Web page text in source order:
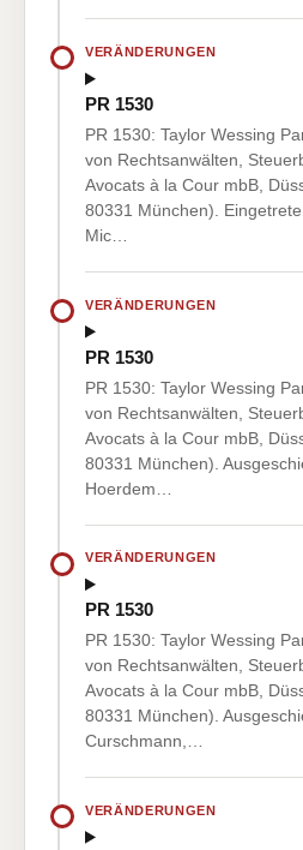
VERÄNDERUNGEN
PR 1530
PR 1530: Taylor Wessing
von Rechtsanwälten,
Avocats à la Cour mbB,
80331 München).
Mic…
VERÄNDERUNGEN
PR 1530
PR 1530: Taylor Wessing
von Rechtsanwälten,
Avocats à la Cour mbB,
80331 München).
Hoerdem…
VERÄNDERUNGEN
PR 1530
PR 1530: Taylor Wessing
von Rechtsanwälten,
Avocats à la Cour mbB,
80331 München).
Curschmann,…
VERÄNDERUNGEN